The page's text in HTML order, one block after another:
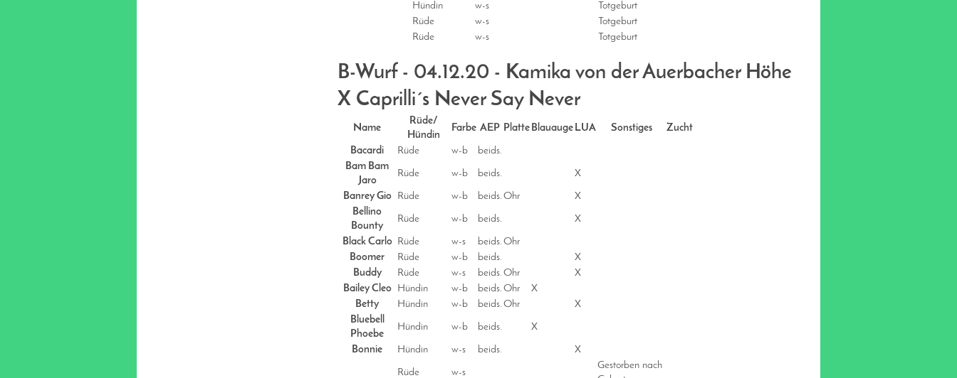
Hündin
w-s
Totgeburt
Rüde
w-s
Totgeburt
Rüde
w-s Totgeburt
B-Wurf - 04.12.20 - Kamika von der Auerbacher Höhe
X Caprilli´s Never Say Never
Name
Rüde/
Hündin
Farbe AEP Platte Blauauge LUA Sonstiges Zucht
Bacardi Rüde w-b
beids.
Bam Bam
Jaro
Rüde w-b beids. X
Banrey Gio Rüde w-b beids. Ohr
X
Bellino
Bounty
Rüde w-b beids. X
Black Carlo Rüde w-s beids. Ohr
Boomer
Rüde w-b beids.
X
Buddy
Rüde w-s beids. Ohr
X
Bailey Cleo
Hündin w-b beids. Ohr
X
Betty
Hündin w-b beids. Ohr
X
Bluebell
Phoebe
Hündin w-b beids. X
Bonnie Hündin w-s beids. X
Rüde w-s
Gestorben nach